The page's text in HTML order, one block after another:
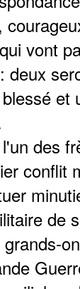
vont
deux
et
des
conflit
de